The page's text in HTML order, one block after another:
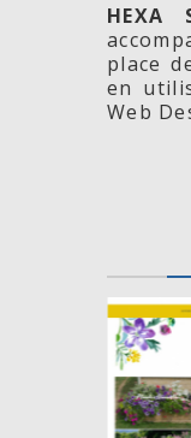
HEXA
place
en
Web